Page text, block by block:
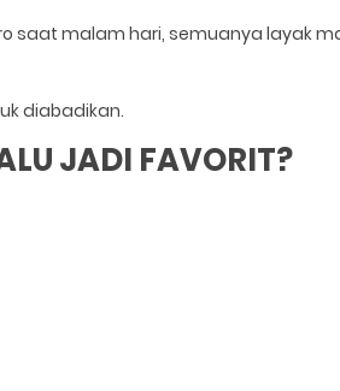
saat malam hari, semuanya layak
diabadikan.
JADI FAVORIT?